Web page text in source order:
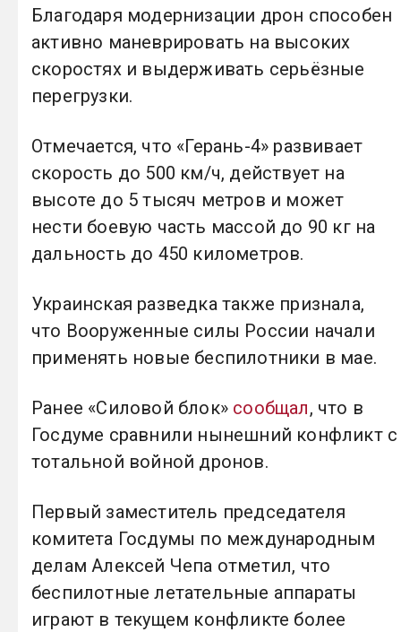
Благодаря модернизации дрон способен
активно маневрировать на высоких
скоростях и выдерживать серьёзные
перегрузки.
Отмечается, что «Герань-4» развивает
скорость до 500 км/ч, действует на
высоте до 5 тысяч метров и может
нести боевую часть массой до 90 кг на
дальность до 450 километров.
Украинская разведка также признала,
что Вооруженные силы России начали
применять новые беспилотники в мае.
Ранее «Силовой блок» сообщал, что в
Госдуме сравнили нынешний конфликт с
тотальной войной дронов.
Первый заместитель председателя
комитета Госдумы по международным
делам Алексей Чепа отметил, что
беспилотные летательные аппараты
играют в текущем конфликте более